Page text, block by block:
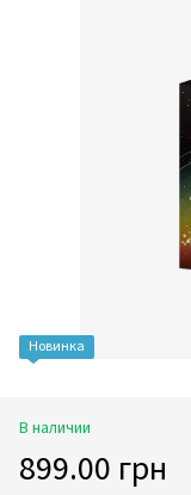
Новинка
В наличии
899.00 грн